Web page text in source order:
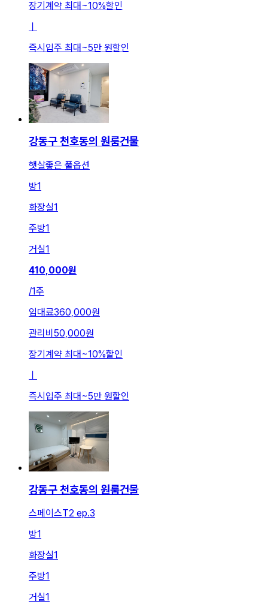
장기계약 최대 ~10%할인
즉시입주 최대 ~5만 원할인
강동구 천호동의 원룸건물
햇살좋은 풀옵션
방1
화장실1
주방1
거실1
410,000원
/1주
임대료360,000원
관리비 50,000원
장기계약 최대~10%할인
ㅣ
즉시입주 최대~5만 원할인
강동구 천호동의 원룸건물
스페이스T2 ep.3
방1
화장실1
주방1
거실1